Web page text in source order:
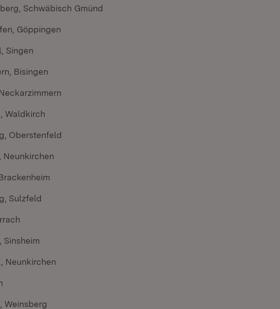
Schwäbisch Gmünd
Göppingen
Singen
Bisingen
Waldkirch
Oberstenfeld
Neunkirchen
Sulzfeld
Sinsheim
Neunkirchen
Weinsberg